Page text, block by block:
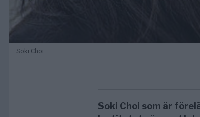
Soki Choi
Soki Choi som är